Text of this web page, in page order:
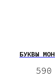
БУКВЫ
590